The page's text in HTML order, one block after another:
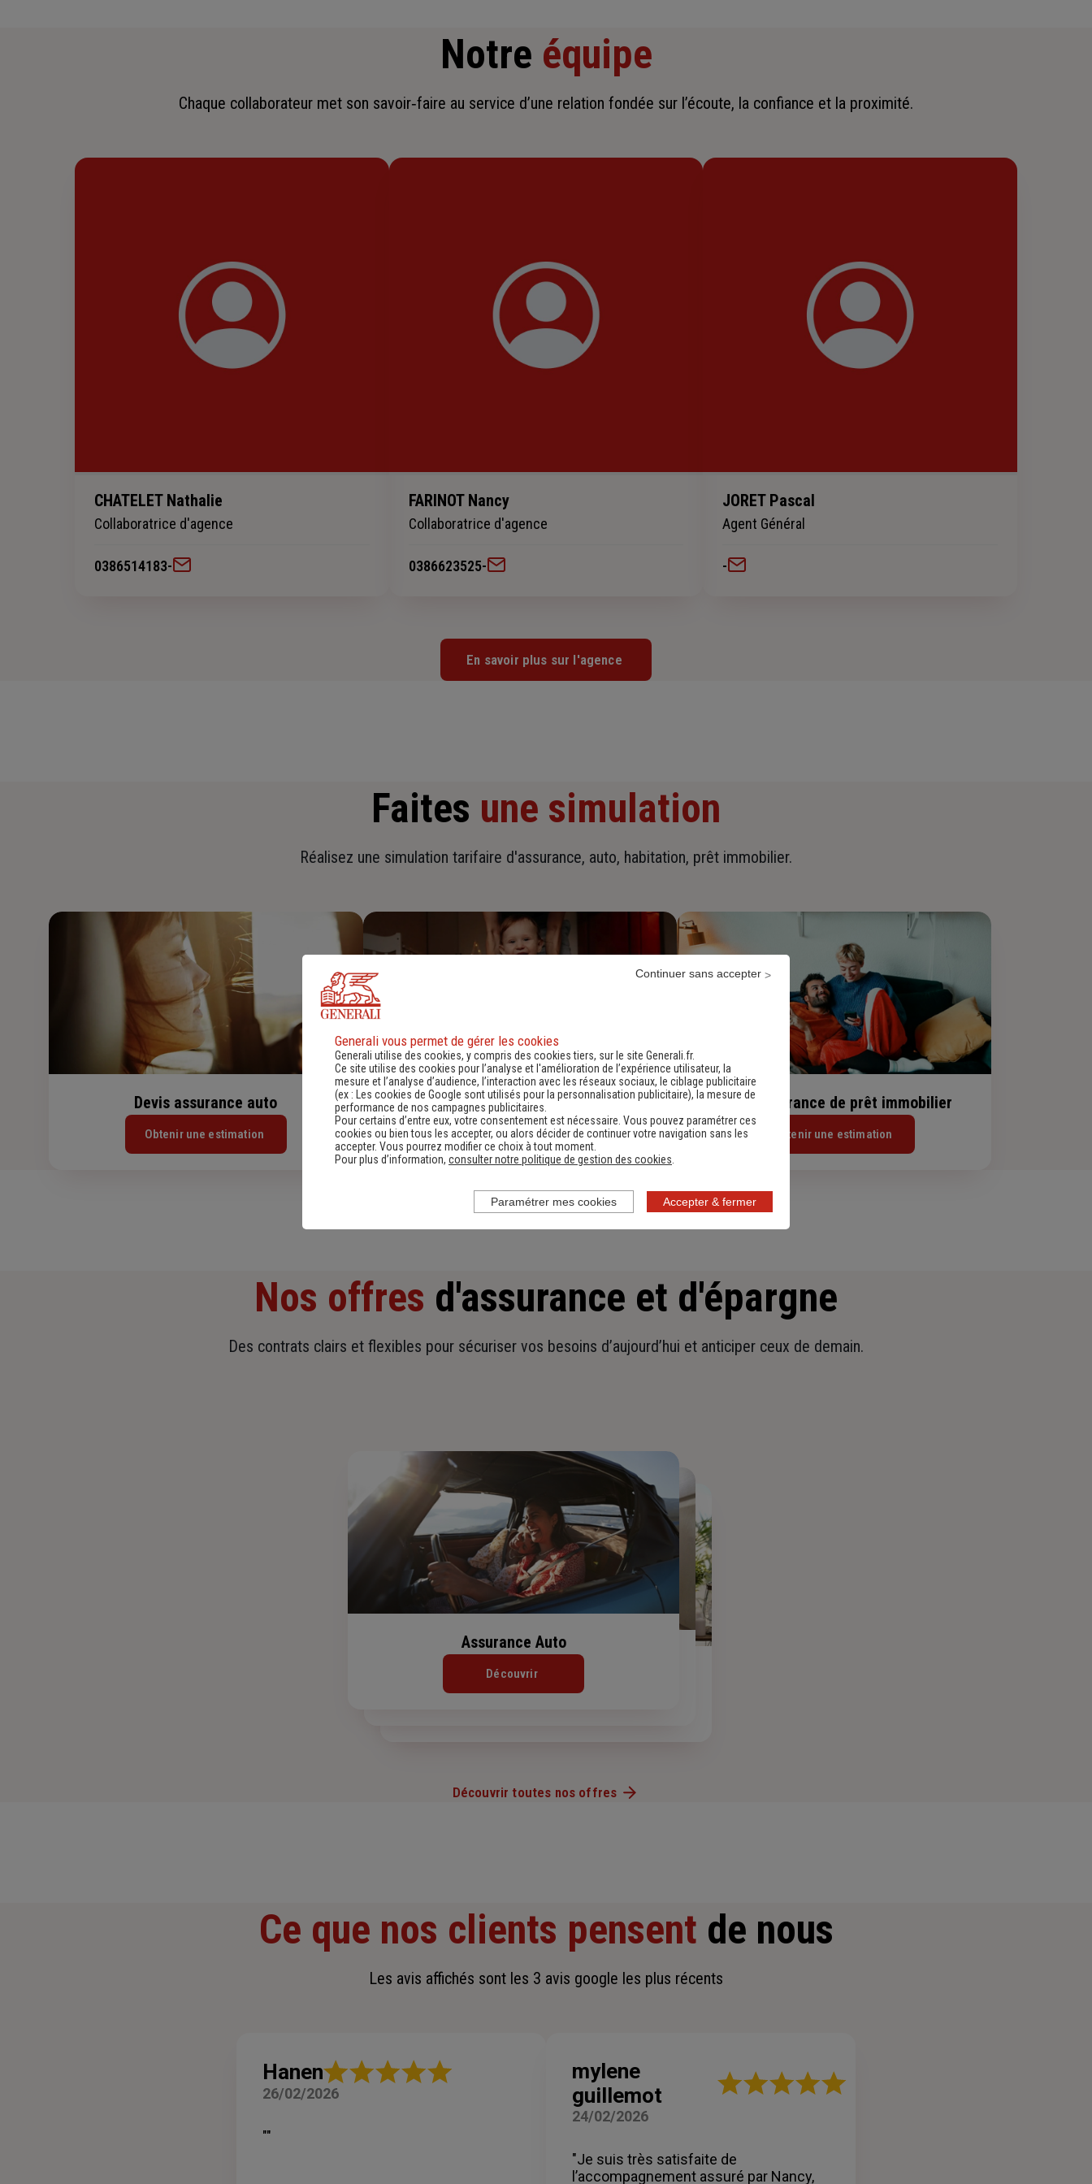
Notre équipe
Chaque collaborateur met son savoir‑faire au service d’une relation fondée sur l’écoute, la confiance et la proximité.
CHATELET Nathalie
Collaboratrice d'agence
0386514183-
FARINOT Nancy
Collaboratrice d'agence
0386623525-
JORET Pascal
Agent Général
-
En savoir plus sur l'agence
Faites une simulation
Réalisez une simulation tarifaire d'assurance, auto, habitation, prêt immobilier.
Devis assurance auto
Obtenir une estimation
Devis assurance habitation
Obtenir une estimation
Devis assurance de prêt immobilier
Obtenir une estimation
Nos offres d'assurance et d'épargne
Des contrats clairs et flexibles pour sécuriser vos besoins d’aujourd’hui et anticiper ceux de demain.
Assurance de prêt immobilier
Assurance Habitation
Découvrir
Assurance Auto
Découvrir
Découvrir toutes nos offres
Ce que nos clients pensent de nous
Les avis affichés sont les 3 avis google les plus récents
HanenNote
5
26/02/2026
""
mylene
guillemot
Note
étoiles
24/02/2026
"Je suis très satisfaite de
l’accompagnement assuré par Nancy,
Generali vous permet de gérer les cookies
Generali utilise des cookies, y compris des cookies tiers, sur le site Generali.fr.
Ce site utilise des cookies pour l’analyse et l'amélioration de l’expérience utilisateur, la
mesure et l’analyse d’audience, l’interaction avec les réseaux sociaux, le ciblage publicitaire
(ex :
Les cookies de Google sont utilisés pour la personnalisation publicitaire), la mesure de
performance de nos campagnes publicitaires.
Pour certains d’entre eux, votre consentement est nécessaire. Vous pouvez paramétrer ces
cookies ou bien tous les accepter, ou alors décider de continuer votre navigation sans les
accepter. Vous pourrez modifier ce choix à tout moment.
Pour plus d’information, consulter notre politique de gestion des cookies
Accepter & fermer
Continuer sans accepter
Paramétrer mes cookies